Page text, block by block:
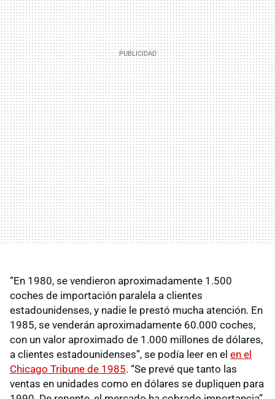
“En 1980, se vendieron aproximadamente 1.500
coches de importación paralela a clientes
estadounidenses, y nadie le prestó mucha atención. En
1985, se venderán aproximadamente 60.000 coches,
con un valor aproximado de 1.000 millones de dólares,
a clientes estadounidenses”, se podía leer en el en el
Chicago Tribune de 1985. “Se prevé que tanto las
ventas en unidades como en dólares se dupliquen para